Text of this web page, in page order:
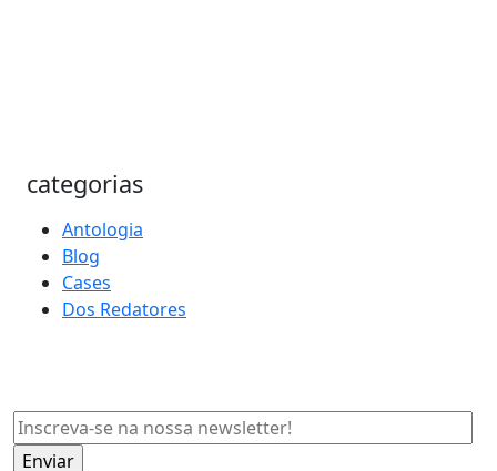
categorias
Antologia
Blog
Cases
Dos Redatores